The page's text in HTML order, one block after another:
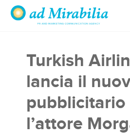
Turkish
lancia il
pubblicitario
l’attore